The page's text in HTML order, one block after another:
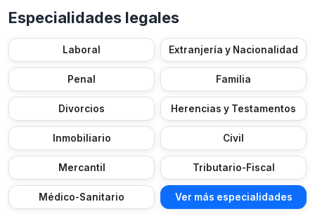
Especialidades legales
Laboral Extranjería y Nacionalidad
Penal Familia
Divorcios Herencias y Testamentos
Inmobiliario Civil
Mercantil Tributario-Fiscal
Médico-Sanitario Ver más especialidades